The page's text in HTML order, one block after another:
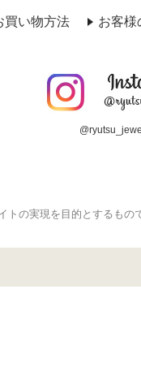
買い物方法 お客様
トの実現を目的とするも